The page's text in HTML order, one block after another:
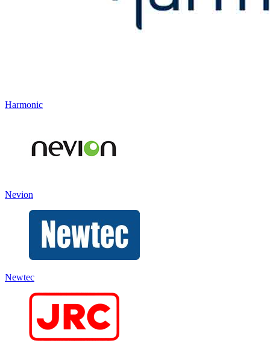
Harmonic
Nevion
Newtec